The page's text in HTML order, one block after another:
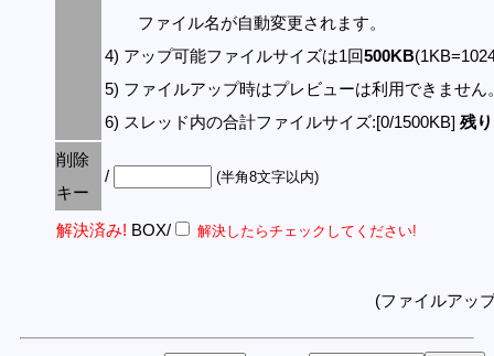
ファイル名が自動変更されます。
4) アップ可能ファイルサイズは1回500KB
5) ファイルアップ時はプレビューは利用できません
6) スレッド内の合計ファイルサイズ:[0/1500KB] 残
削除
キー
/ (半角8文字以内)
解決済み! BOX/ 解決したらチェックしてください!
(ファイルアッ